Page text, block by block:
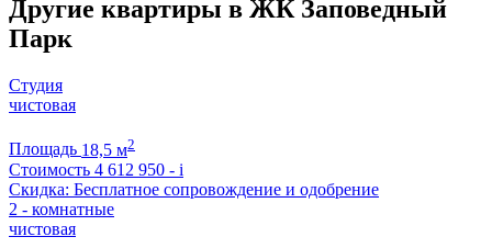
Другие квартиры в ЖК Заповедный
Парк
Студия
чистовая
Площадь 18,5 м2
Стоимость 4 612 950 - i
Скидка: Бесплатное сопровождение и одобрение
2 - комнатные
чистовая